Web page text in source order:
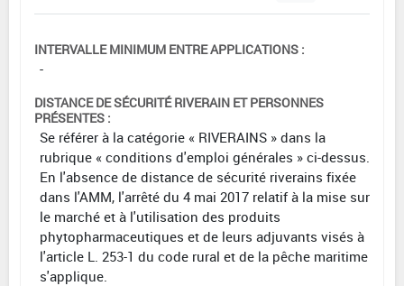
INTERVALLE MINIMUM ENTRE APPLICATIONS :
-
DISTANCE DE SÉCURITÉ RIVERAIN ET PERSONNES
PRÉSENTES :
Se référer à la catégorie « RIVERAINS » dans la
rubrique « conditions d'emploi générales » ci-dessus.
En l'absence de distance de sécurité riverains fixée
dans l'AMM, l'arrêté du 4 mai 2017 relatif à la mise sur
le marché et à l'utilisation des produits
phytopharmaceutiques et de leurs adjuvants visés à
l'article L. 253-1 du code rural et de la pêche maritime
s'applique.